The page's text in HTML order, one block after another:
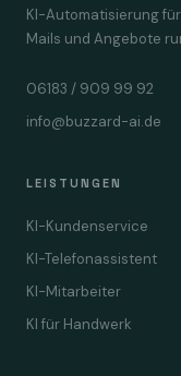
KI-Automatisierung
Mails und Angebote
06183 / 909 99 92
info@buzzard-ai.de
LEISTUNGEN
KI-Kundenservice
KI-Telefonassistent
KI-Mitarbeiter
KI für Handwerk